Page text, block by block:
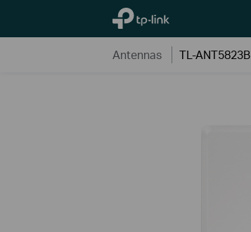
TP-Link, Reliably Smart
Antennas TL-ANT5823B